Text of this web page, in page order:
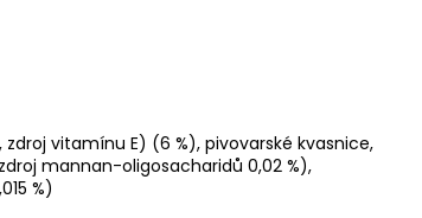
vitamínu E) (6 %), pivovarské kvasnice,
mannan-oligosacharidů 0,02 %),
%)